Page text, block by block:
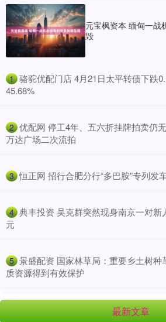
元宝枫资本 缅甸一战
毁
1 骆驼优配门店 4月21日太平转债下跌
45.68%
2 优配网 停工4年、五六折挂牌拍卖仍
万达广场二次流拍
3 恒正网 招行合肥分行“多巴胺”专列发
4 典丰投资 吴克群突然现身南京一对新
元
5 景盛配资 国家林草局：重要乡土树种
质资源得到有效保护
最新文章